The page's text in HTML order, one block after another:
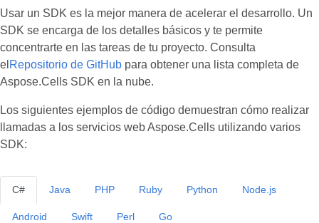
Usar un SDK es la mejor manera de acelerar el desarrollo. Un
SDK se encarga de los detalles básicos y te permite
concentrarte en las tareas de tu proyecto. Consulta
el Repositorio de GitHub para obtener una lista completa de
Aspose.Cells SDK en la nube.
Los siguientes ejemplos de código demuestran cómo realizar
llamadas a los servicios web Aspose.Cells utilizando varios
SDK:
C# Java PHP Ruby Python Node.js
Android Swift Perl Go